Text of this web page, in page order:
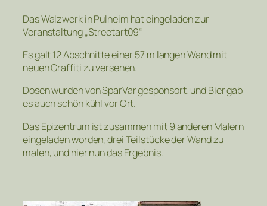
Das Walzwerk in Pulheim hat eingeladen zur
Veranstaltung „Streetart09“
Es galt 12 Abschnitte einer 57 m langen Wand mit
neuen Graffiti zu versehen.
Dosen wurden von SparVar gesponsort, und Bier gab
es auch schön kühl vor Ort.
Das Epizentrum ist zusammen mit 9 anderen Malern
eingeladen worden, drei Teilstücke der Wand zu
malen, und hier nun das Ergebnis.